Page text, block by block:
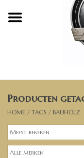
Horeca meubels
Bartafels
Banken, stoelen &
(Bar)krukken
Producten
HOME / TAGS / BAUHOLZ